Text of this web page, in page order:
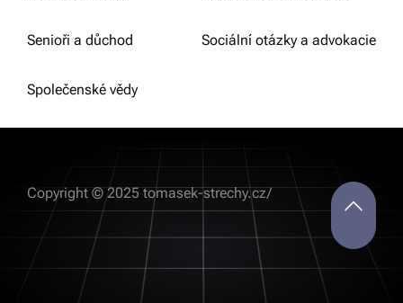
Senioři a důchod Sociální otázky a advokacie
Společenské vědy
Copyright © 2025 tomasek-strechy.cz/